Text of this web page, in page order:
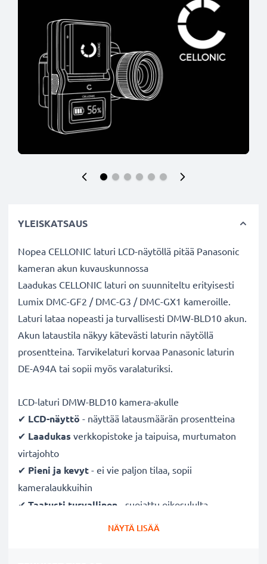
YLEISKATSAUS
Nopea CELLONIC laturi LCD-näytöllä pitää Panasonic
kameran akun kuvauskunnossa
Laadukas CELLONIC laturi on suunniteltu erityisesti
Lumix DMC-GF2 / DMC-G3 / DMC-GX1 kameroille.
Laturi lataa nopeasti ja turvallisesti DMW-BLD10 akun.
Akun lataustila näkyy kätevästi laturin näytöllä
prosentteina. Tarvikelaturi korvaa Panasonic laturin
DE-A94A tai sopii myös varalaturiksi.
LCD-laturi DMW-BLD10 kamera-akulle
✔ LCD-näyttö - näyttää latausmäärän prosentteina
✔ Laadukas verkkopistoke ja taipuisa, murtumaton
virtajohto
✔ Pieni ja kevyt - ei vie paljon tilaa, sopii
kameralaukkuihin
✔ Taatusti turvallinen - suojattu oikosululta,
ylikuumenemiselta ja ylijännitteeltä
NÄYTÄ LISÄÄ